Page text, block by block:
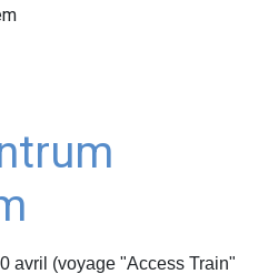
avril (voyage "Access Train"